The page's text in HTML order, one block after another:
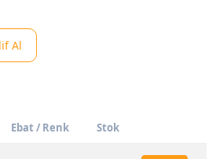
Al
Ebat / Renk Stok